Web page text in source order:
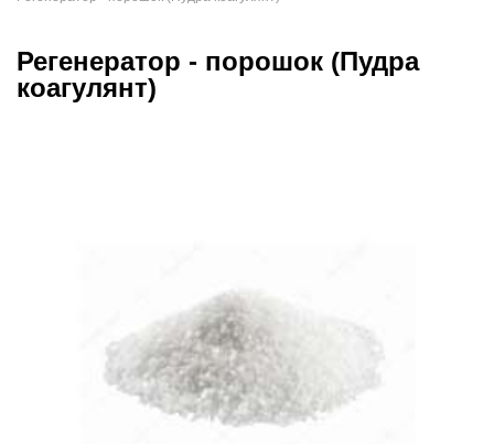
Регенератор - порошок (Пудра
коагулянт)